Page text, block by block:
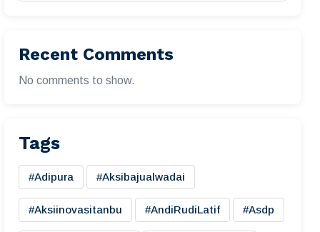
Recent Comments
No comments to show.
Tags
#adipura #aksibajualwadai
#aksiinovasitanbu #AndiRudiLatif #asdp